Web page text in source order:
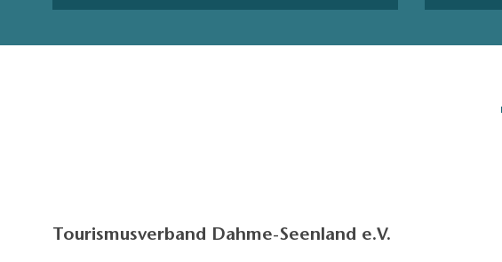
Tourismusverband Dahme-Seenland e.V.